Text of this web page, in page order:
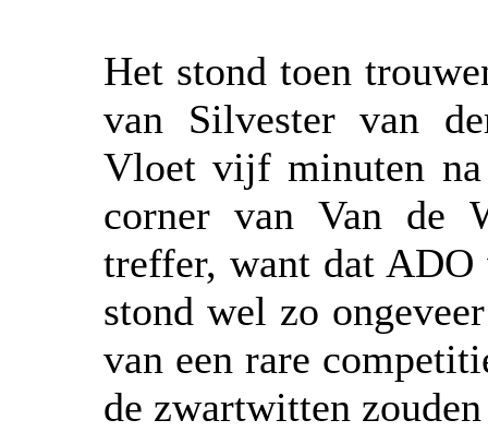
Het stond toen
van Silvester van
Vloet vijf minuten na
corner van Van de
treffer, want dat ADO
stond wel zo
van een rare
de zwartwitten